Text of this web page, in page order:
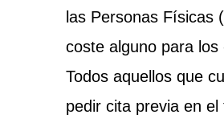
las Personas Físicas
coste alguno para
Todos aquellos que
pedir cita previa en